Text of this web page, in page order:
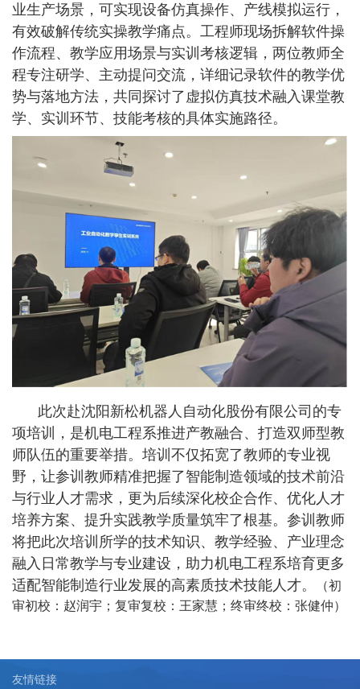
业生产场景，可实现设备仿真操作、产线模拟运行，
有效破解传统实操教学痛点。工程师现场拆解软件操
作流程、教学应用场景与实训考核逻辑，两位教师全
程专注研学、主动提问交流，详细记录软件的教学优
势与落地方法，共同探讨了虚拟仿真技术融入课堂教
学、实训环节、技能考核的具体实施路径。
此次赴沈阳新松机器人自动化股份有限公司 的专
项培训，是机电工程系推进产教融合、打造双师型教
师队伍的重要举措。培训不仅拓宽了教师的专业视
野，让参训教师精准把握了智能制造领域的技术前沿
与行业人才需求，更为后续深化校企合作、优化人才
培养方案、提升实践教学质量筑牢了根基。参训教师
将把此次培训所学的技术知识、教学经验、产业理念
融入日常教学与专业建设，助力机电工程系培育更多
适配智能制造行业发展的高素质技术技能人才。
（初
审初校：赵润宇；复审复校：王家慧；终审终校：张健仲）
友情链接